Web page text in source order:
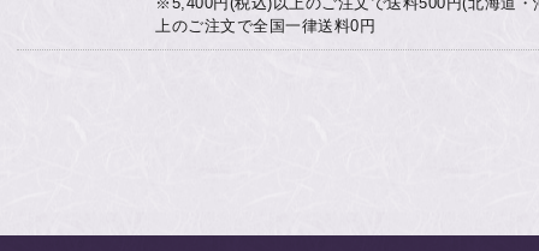
上のご注文で全国一律送料0円